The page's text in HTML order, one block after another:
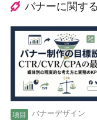
バナーに関す
バナーデザイン